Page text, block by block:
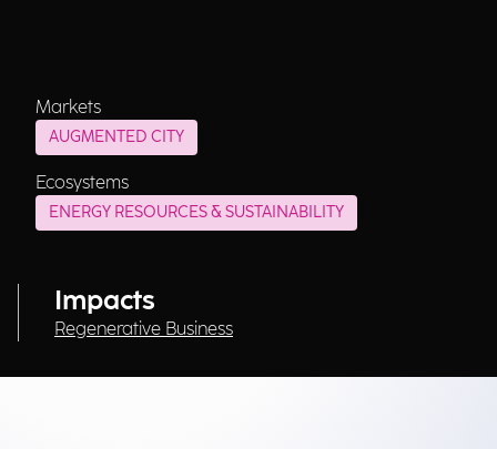
Markets
AUGMENTED CITY
Ecosystems
ENERGY RESOURCES & SUSTAINABILITY
Impacts
Regenerative Business